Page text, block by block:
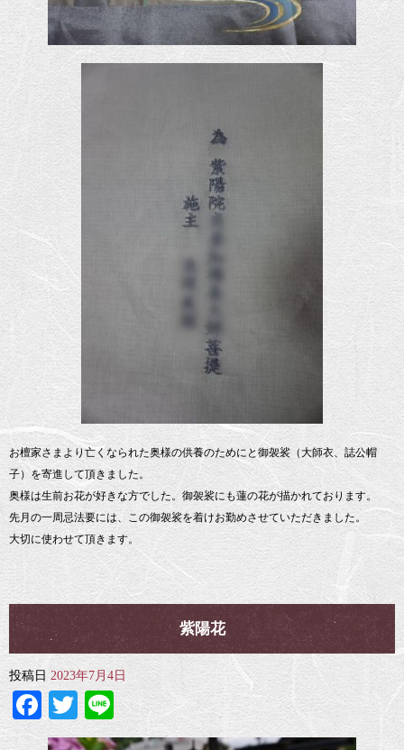
お檀家さまより亡くなられた奥様の供養のためにと御袈裟（大師衣、誌公帽
子）を寄進して頂きました。
奥様は生前お花が好きな方でした。御袈裟にも蓮の花が描かれております。
先月の一周忌法要には、この御袈裟を着けお勤めさせていただきました。
大切に使わせて頂きます。
紫陽花
投稿日 2023年7月4日
Facebook
Twitter
Line